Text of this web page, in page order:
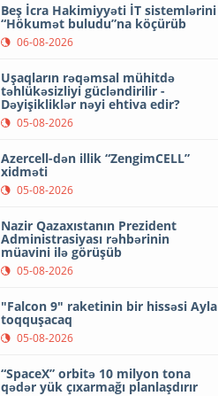
Beş İcra Hakimiyyəti İT sistemlərini
“Hökumət buludu”na köçürüb
06-08-2026
Uşaqların rəqəmsal mühitdə
təhlükəsizliyi gücləndirilir -
Dəyişikliklər nəyi ehtiva edir?
05-08-2026
Azercell-dən illik “ZengimCELL”
xidməti
05-08-2026
Nazir Qazaxıstanın Prezident
Administrasiyası rəhbərinin
müavini ilə görüşüb
05-08-2026
"Falcon 9" raketinin bir hissəsi Ayla
toqquşacaq
05-08-2026
“SpaceX” orbitə 10 milyon tona
qədər yük çıxarmağı planlaşdırır